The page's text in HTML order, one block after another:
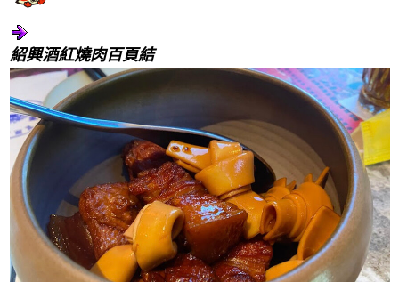
紹興酒紅燒肉百頁結